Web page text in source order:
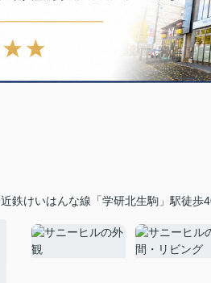
近鉄けいはんな線「学研北生駒」駅徒歩